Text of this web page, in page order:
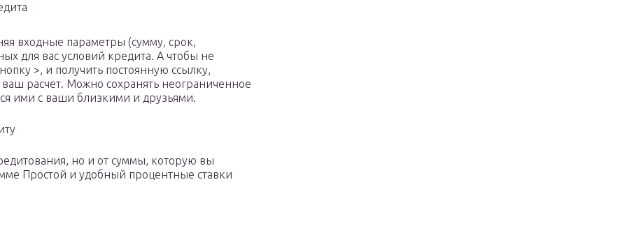
входные параметры (сумму, срок,
для вас условий кредита. А чтобы не
>, и получить постоянную ссылку,
расчет. Можно сохранять неограниченное
ими с ваши близкими и друзьями.
но и от суммы, которую вы
Простой и удобный процентные ставки